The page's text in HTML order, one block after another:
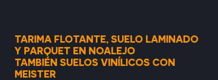
TARIMA FLOTANTE, SUELO LAMINADO
Y PARQUET EN NOALEJO
TAMBIÉN SUELOS VINÍLICOS CON
MEISTER